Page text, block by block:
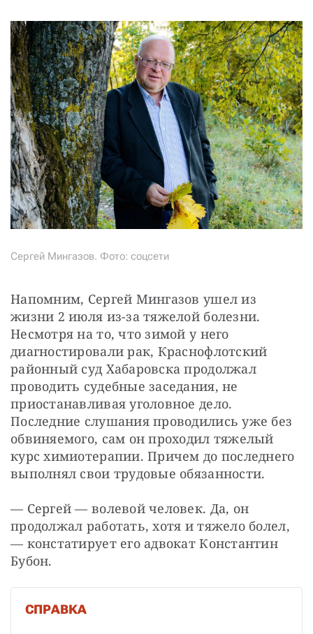
Сергей Мингазов. Фото: соцсети
Напомним, Сергей Мингазов ушел из
жизни 2 июля из-за тяжелой болезни.
Несмотря на то, что зимой у него
диагностировали рак, Краснофлотский
районный суд Хабаровска продолжал
проводить судебные заседания, не
приостанавливая уголовное дело.
Последние слушания проводились уже без
обвиняемого, сам он проходил тяжелый
курс химиотерапии. Причем до последнего
выполнял свои трудовые обязанности.
— Сергей — волевой человек. Да, он
продолжал работать, хотя и тяжело болел,
— констатирует его адвокат Константин
Бубон.
СПРАВКА